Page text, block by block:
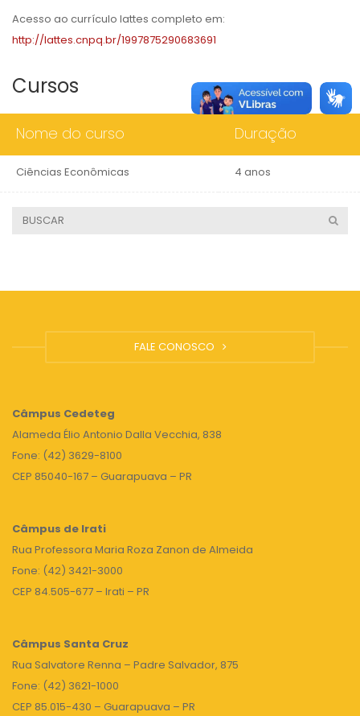
Acesso ao currículo lattes completo em:
http://lattes.cnpq.br/1997875290683691
Cursos
Nome do curso Duração
Ciências Econômicas 4 anos
FALE CONOSCO
Câmpus Cedeteg
Alameda Élio Antonio Dalla Vecchia, 838
Fone: (42) 3629-8100
CEP 85040-167 – Guarapuava – PR
Câmpus de Irati
Rua Professora Maria Roza Zanon de Almeida
Fone: (42) 3421-3000
CEP 84.505-677 – Irati – PR
Câmpus Santa Cruz
Rua Salvatore Renna – Padre Salvador, 875
Fone: (42) 3621-1000
CEP 85.015-430 – Guarapuava – PR